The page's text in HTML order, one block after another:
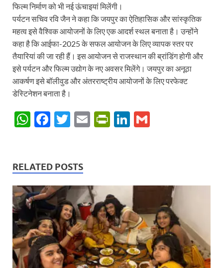
फिल्म निर्माण को भी नई ऊंचाइयां मिलेंगी।
पर्यटन सचिव रवि जैन ने कहा कि जयपुर का ऐतिहासिक और सांस्कृतिक
महत्व इसे वैश्विक आयोजनों के लिए एक आदर्श स्थल बनाता है। उन्होंने
कहा है कि आईफा-2025 के सफल आयोजन के लिए व्यापक स्तर पर
तैयारियां की जा रही हैं। इस आयोजन से राजस्थान की ब्रांडिंग होगी और
इसे पर्यटन और फिल्म उद्योग के नए अवसर मिलेंगे। जयपुर का अनूठा
आकर्षण इसे बॉलीवुड और अंतरराष्ट्रीय आयोजनों के लिए परफेक्ट
डेस्टिनेशन बनाता है।
W
s
A
p
p
F
b
o
o
k
T
er
E
P
ie
n
dl
y
Li
dI
n
RELATED POSTS